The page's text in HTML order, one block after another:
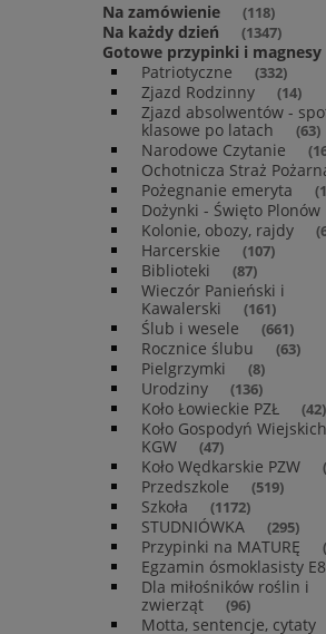
Na zamówienie (118)
Na każdy dzień (1347)
Gotowe przypinki i magnesy
Patriotyczne (332)
Zjazd Rodzinny (14)
Zjazd absolwentów -
klasowe po latach
(63)
Narodowe Czytanie
Ochotnicza Straż
Pożegnanie emeryta
Dożynki - Święto Plonów
Kolonie, obozy, rajdy
Harcerskie (107)
Biblioteki (87)
Wieczór Panieński i
Kawalerski
(161)
Ślub i wesele (661)
Rocznice ślubu (63)
Pielgrzymki (8)
Urodziny (136)
Koło Łowieckie PZŁ (42)
Koło Gospodyń
KGW
(47)
Koło Wędkarskie PZW
Przedszkole (519)
Szkoła (1172)
STUDNIÓWKA (295)
Przypinki na MATURĘ
Egzamin ósmoklasisty E8
Dla miłośników roślin i
zwierząt
(96)
Motta, sentencje, cytaty